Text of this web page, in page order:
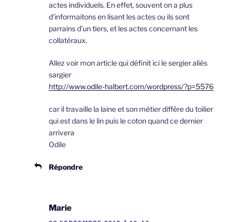
actes individuels. En effet, souvent on a plus
d’informaitons en lisant les actes ou ils sont
parrains d’un tiers, et les actes concernant les
collatéraux.
Allez voir mon article qui définit ici le sergier aliès
sargier
http://www.odile-halbert.com/wordpress/?p=5576
car il travaille la laine et son métier diffère du toilier
qui est dans le lin puis le coton quand ce dernier
arrivera
Odile
Répondre
Marie